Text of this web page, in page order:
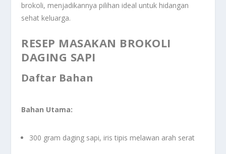
brokoli, menjadikannya pilihan ideal untuk hidangan
sehat keluarga.
RESEP MASAKAN BROKOLI
DAGING SAPI
Daftar Bahan
Bahan Utama:
300 gram daging sapi, iris tipis melawan arah serat